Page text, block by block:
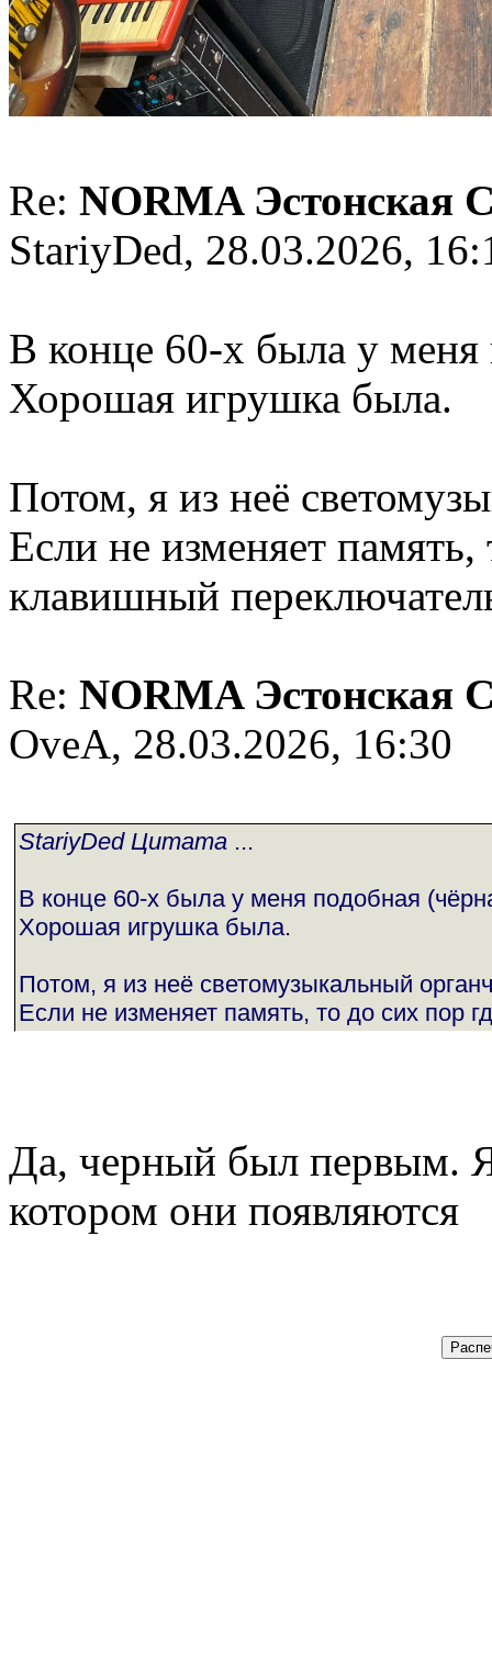
Re: NORMA Эстонская
StariyDed, 28.03.2026,
В конце 60-х была у
Хорошая игрушка была.
Потом, я из неё
Если не изменяет память,
клавишный
Re: NORMA Эстонская
OveA, 28.03.2026, 16:30
StariyDed Цитата ...
В конце 60-х была у меня подобная
Хорошая игрушка была.
Потом, я из неё светомузыкальный
Если не изменяет память, то до сих пор
Да, черный был первым.
котором они появляются